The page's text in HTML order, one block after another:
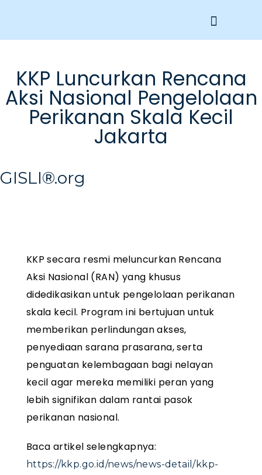
KKP Luncurkan Rencana
Aksi Nasional Pengelolaan
Perikanan Skala Kecil
Jakarta
GISLI®.org
KKP secara resmi meluncurkan Rencana
Aksi Nasional (RAN) yang khusus
didedikasikan untuk pengelolaan perikanan
skala kecil. Program ini bertujuan untuk
memberikan perlindungan akses,
penyediaan sarana prasarana, serta
penguatan kelembagaan bagi nelayan
kecil agar mereka memiliki peran yang
lebih signifikan dalam rantai pasok
perikanan nasional.
Baca artikel selengkapnya:
https://kkp.go.id/news/news-detail/kkp-